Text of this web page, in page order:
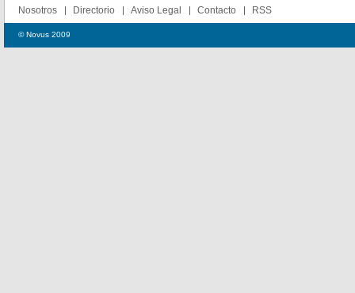
Nosotros Directorio Aviso Legal Contacto RSS
© Novus 2009